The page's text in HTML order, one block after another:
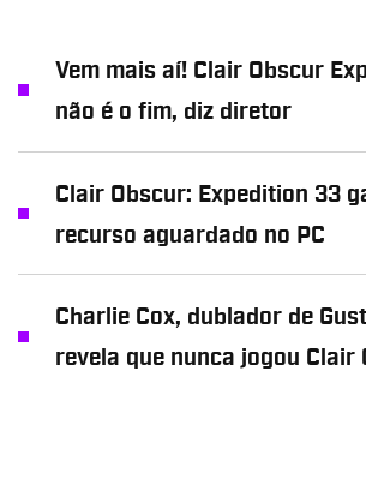
Vem mais aí! Clair Obscur
não é o fim, diz diretor
Clair Obscur: Expedition 33
recurso aguardado no PC
Charlie Cox, dublador de
revela que nunca jogou Clair